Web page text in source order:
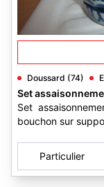
Doussard (74)
Set
Set
bouchon sur
Particulier